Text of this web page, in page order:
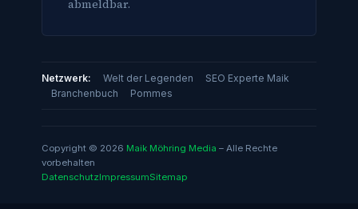
abmeldbar.
Netzwerk: Welt der Legenden
SEO Experte Maik
Branchenbuch
Pommes
Copyright © 2026 Maik Möhring Media – Alle Rechte
vorbehalten
DatenschutzImpressumSitemap